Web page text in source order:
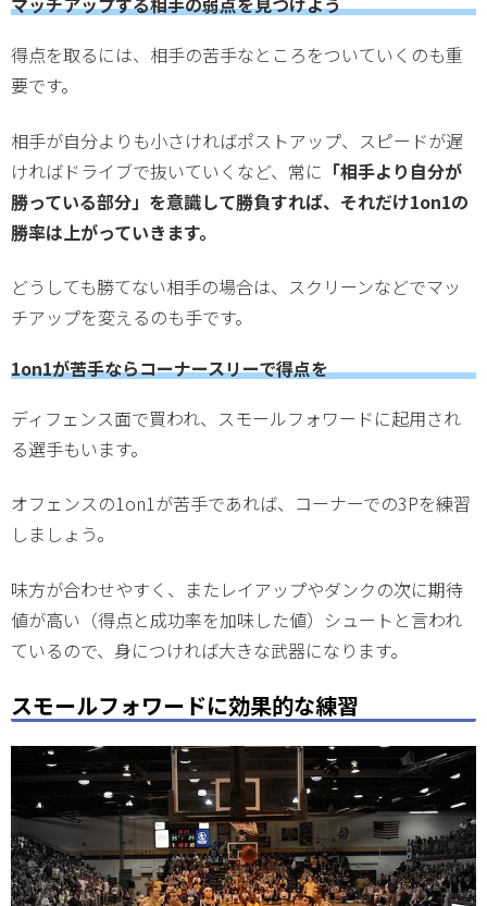
得点を取るには、相手の苦手なところをついていくのも重
要です。
相手が自分よりも小さければポストアップ、スピードが遅
ければドライブで抜いていくなど、常に 「相手より自分が
勝っている部分」を意識して勝負すれば、それだけ1on1の
勝率は上がっていきます。
どうしても勝てない相手の場合は、スクリーンなどでマッ
チアップを変えるのも手です。
1on1が苦手ならコーナースリーで得点を
ディフェンス面で買われ、スモールフォワードに起用され
る選手もいます。
オフェンスの1on1が苦手であれば、コーナーでの3Pを練習
しましょう。
味方が合わせやすく、またレイアップやダンクの次に期待
値が高い（得点と成功率を加味した値）シュートと言われ
ているので、身につければ大きな武器になります。
スモールフォワードに効果的な練習